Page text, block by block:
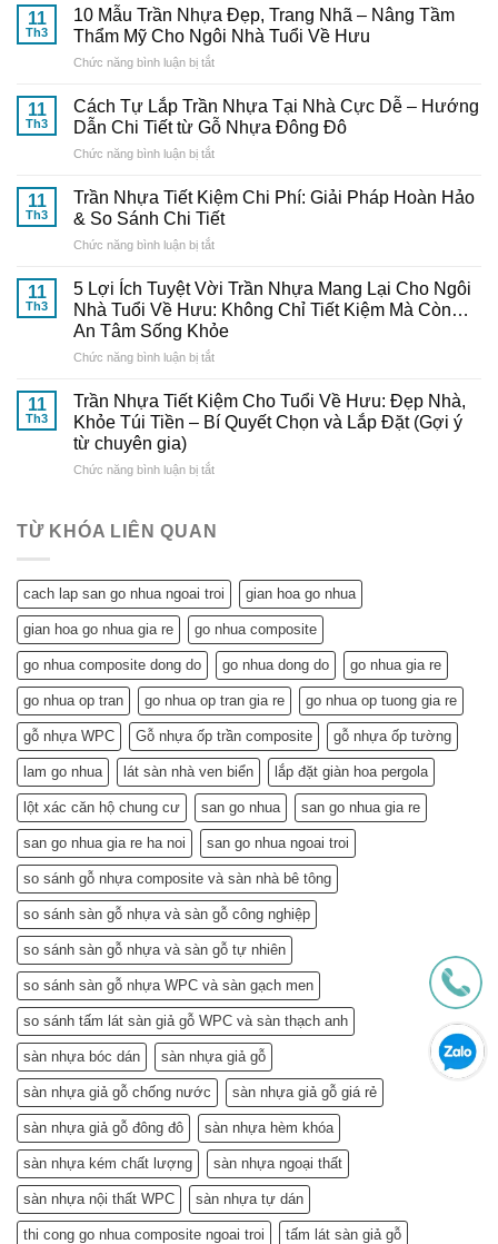
Mua
Và
Thi
Công
Nhựa
Thông
Bí
Từ
Chuyên
Đến
Gỗ
Nhựa
Đông
11
Th3
10 Mẫu Trần Nhựa Đẹp, Trang Nhã – Nâng Tầm
Thẩm Mỹ Cho Ngôi Nhà Tuổi Về Hưu
Chức năng bình luận bị tắtở
Mẫu
Trần
Nhựa
Đẹp,
Nhã
–
Tầm
Mỹ
Cho
Ngôi
Tuổi
Hưu
11
Th3
Cách Tự Lắp Trần Nhựa Tại Nhà Cực Dễ – Hướng
Dẫn Chi Tiết từ Gỗ Nhựa Đông Đô
Chức năng bình luận bị tắtở
Tự
Lắp
Trần
Nhựa
Nhà
Cực
Dễ
–
Hướng
Chi
Tiết
Nhựa
11
Th3
Trần Nhựa Tiết Kiệm Chi Phí: Giải Pháp Hoàn Hảo
& So Sánh Chi Tiết
Chức năng bình luận bị tắtở
Nhựa
Tiết
Kiệm
Chi
Phí:
Pháp
Hoàn
Hảo
So
Tiết
11
Th3
5 Lợi Ích Tuyệt Vời Trần Nhựa Mang Lại Cho Ngôi
Nhà Tuổi Về Hưu: Không Chỉ Tiết Kiệm Mà Còn…
An Tâm Sống Khỏe
Chức năng bình luận bị tắtở
Lợi
Ích
Tuyệt
Trần
Lại
Nhà
Tuổi
Về
Không
Chỉ
Tiết
Kiệm
Mà
Còn…
An
Tâm
Sống
Khỏe
11
Th3
Trần Nhựa Tiết Kiệm Cho Tuổi Về Hưu: Đẹp Nhà,
Khỏe Túi Tiền – Bí Quyết Chọn và Lắp Đặt (Gợi ý
từ chuyên gia)
Chức năng bình luận bị tắtở
Tiết
Tuổi
Về
Hưu:
Đẹp
Nhà,
Khỏe
Túi
Tiền
–
Bí
Quyết
Chọn
và
Lắp
Đặt
(Gợi
ý
từ
chuyên
gia)
TỪ KHÓA LIÊN QUAN
cach lap san go nhua ngoai troi gian hoa go nhua
gian hoa go nhua gia re go nhua composite
go nhua composite dong do go nhua dong do go nhua gia re
go nhua op tran go nhua op tran gia re go nhua op tuong gia re
gỗ nhựa WPC Gỗ nhựa ốp trần composite gỗ nhựa ốp tường
lam go nhua lát sàn nhà ven biển lắp đặt giàn hoa pergola
lột xác căn hộ chung cư san go nhua san go nhua gia re
san go nhua gia re ha noi san go nhua ngoai troi
so sánh gỗ nhựa composite và sàn nhà bê tông
so sánh sàn gỗ nhựa và sàn gỗ công nghiệp
so sánh sàn gỗ nhựa và sàn gỗ tự nhiên
so sánh sàn gỗ nhựa WPC và sàn gạch men
so sánh tấm lát sàn giả gỗ WPC và sàn thạch anh
sàn nhựa bóc dán sàn nhựa giả gỗ
sàn nhựa giả gỗ chống nước sàn nhựa giả gỗ giá rẻ
sàn nhựa giả gỗ đông đô sàn nhựa hèm khóa
sàn nhựa kém chất lượng sàn nhựa ngoại thất
sàn nhựa nội thất WPC sàn nhựa tự dán
thi cong go nhua composite ngoai troi tấm lát sàn giả gỗ